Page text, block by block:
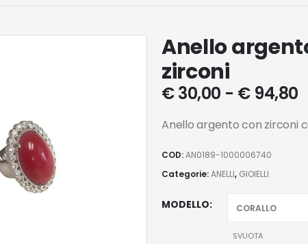
Anello
zirconi
€30,00 - €94,80
Anello argento con zirconi
COD:AN0189-1000006740
Categorie:ANELLI, GIOIELLI
MODELLO
SVUOTA